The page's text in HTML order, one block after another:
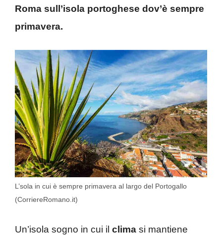
Roma sull’isola portoghese dov’è sempre
primavera.
L’sola in cui è sempre primavera al largo del Portogallo
(CorriereRomano.it)
Un’isola sogno in cui il clima si mantiene